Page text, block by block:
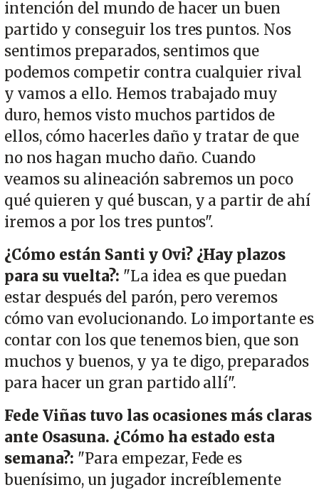
intención del mundo de hacer un buen
partido y conseguir los tres puntos. Nos
sentimos preparados, sentimos que
podemos competir contra cualquier rival
y vamos a ello. Hemos trabajado muy
duro, hemos visto muchos partidos de
ellos, cómo hacerles daño y tratar de que
no nos hagan mucho daño. Cuando
veamos su alineación sabremos un poco
qué quieren y qué buscan, y a partir de ahí
iremos a por los tres puntos".
¿Cómo están Santi y Ovi? ¿Hay plazos
para su vuelta?: "La idea es que puedan
estar después del parón, pero veremos
cómo van evolucionando. Lo importante es
contar con los que tenemos bien, que son
muchos y buenos, y ya te digo, preparados
para hacer un gran partido allí".
Fede Viñas tuvo las ocasiones más claras
ante Osasuna. ¿Cómo ha estado esta
semana?: "Para empezar, Fede es
buenísimo, un jugador increíblemente